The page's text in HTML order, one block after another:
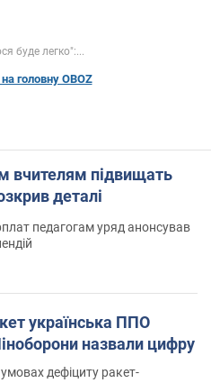
буде легко":...
головну OBOZ
вчителям підвищать
деталі
педагогам уряд анонсував
українська ППО
назвали цифру
дефіциту ракет-